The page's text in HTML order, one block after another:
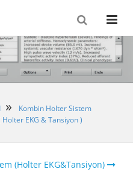
Kombin Holter Sistem
EKG & Tansiyon )
(Holter EKG&Tansiyon)